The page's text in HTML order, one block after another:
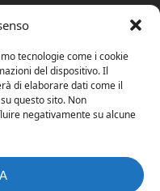
tecnologie come i cookie
del dispositivo. Il
di elaborare dati come il
questo sito. Non
negativamente su alcune